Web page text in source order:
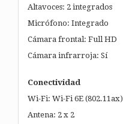
Altavoces: 2 integrados
Micrófono: Integrado
Cámara frontal: Full HD
Cámara infrarroja: Sí
Conectividad
Wi-Fi: Wi-Fi 6E (802.11ax)
Antena: 2 x 2